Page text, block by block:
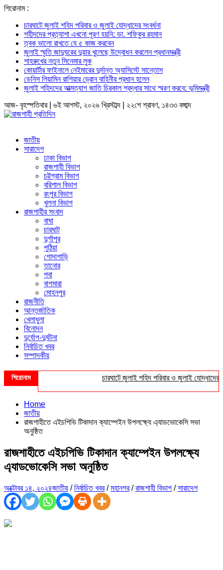
শিরোনাম :
চারঘাটে জুলাই শহিদ পরিবার ও জুলাই যোদ্ধাদের সংবর্ধনা
শহীদদের প্রত্যাশা এখনো পূরণ হয়নি: ডা. শফিকুর রহমান
ত্বক ভালো রাখতে যে ৫ কাজ করবেন
জুলাই স্মৃতি জাদুঘরের দুয়ার খুলেছে উদ্বোধন করলেন প্রধানমন্ত্রী
শাহরুখের নতুন সিনেমার লুক
কোয়ার্টার ফাইনালে নেইমারের দুর্দান্ত অ্যাসিস্টে সান্তোস
ডেনিস লিয়ামিন রাশিয়ার ড্রোন বাহিনীর প্রধান হলেন
জুলাই শহিদদের আত্মত্যাগ জাতি চিরকাল শ্রদ্ধার সাথে স্মরণ করবে: ভূমিমন্ত্রী
আজ- বৃহস্পতিবার | ৬ই আগস্ট, ২০২৬ খ্রিস্টাব্দ | ২২শে শ্রাবণ, ১৪৩৩ বঙ্গাব্দ
জাতীয়
সারাদেশ
ঢাকা বিভাগ
রাজশাহী বিভাগ
চট্টগ্রাম বিভাগ
বরিশাল বিভাগ
রংপুর বিভাগ
খুলনা বিভাগ
রাজশাহীর সংবাদ
বাঘা
চারঘাট
দুর্গাপুর
পুঠিয়া
গোদাগাড়ি
তানোর
পবা
বাগমারা
মোহনপুর
রাজনীতি
আন্তর্জাতিক
খেলাধুলা
বিনোদন
দুর্যোগ-দুর্ঘটনা
নির্বাচিত খবর
সম্পাদকীয়
শিরোনাম চারঘাটে জুলাই শহিদ পরিবার ও জুলাই যোদ্ধাদের
Home
জাতীয়
রাজশাহীতে এইচপিভি টিকাদান ক্যাম্পেইন উপলক্ষ্যে এ্যাডভোকেসি সভা
অনুষ্ঠিত
রাজশাহীতে এইচপিভি টিকাদান ক্যাম্পেইন উপলক্ষ্যে
এ্যাডভোকেসি সভা অনুষ্ঠিত
অক্টোবর ১৪, ২০২৪জাতীয় /নির্বাচিত খবর/মহানগর/রাজশাহী বিভাগ /সারাদেশ